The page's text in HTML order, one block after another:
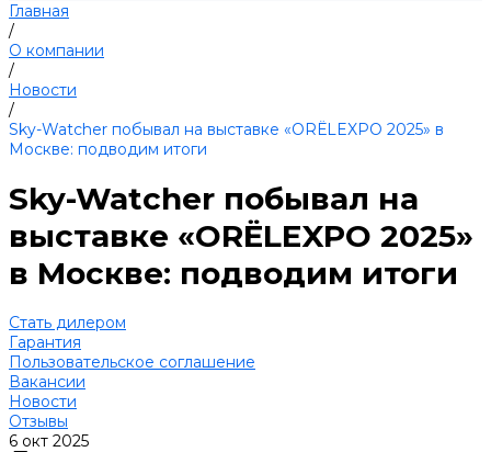
Главная
/
О компании
/
Новости
/
Sky-Watcher побывал на выставке «ORЁLEXPO 2025» в
Москве: подводим итоги
Sky-Watcher побывал на
выставке «ORЁLEXPO 2025»
в Москве: подводим итоги
Стать дилером
Гарантия
Пользовательское соглашение
Вакансии
Новости
Отзывы
6 окт 2025